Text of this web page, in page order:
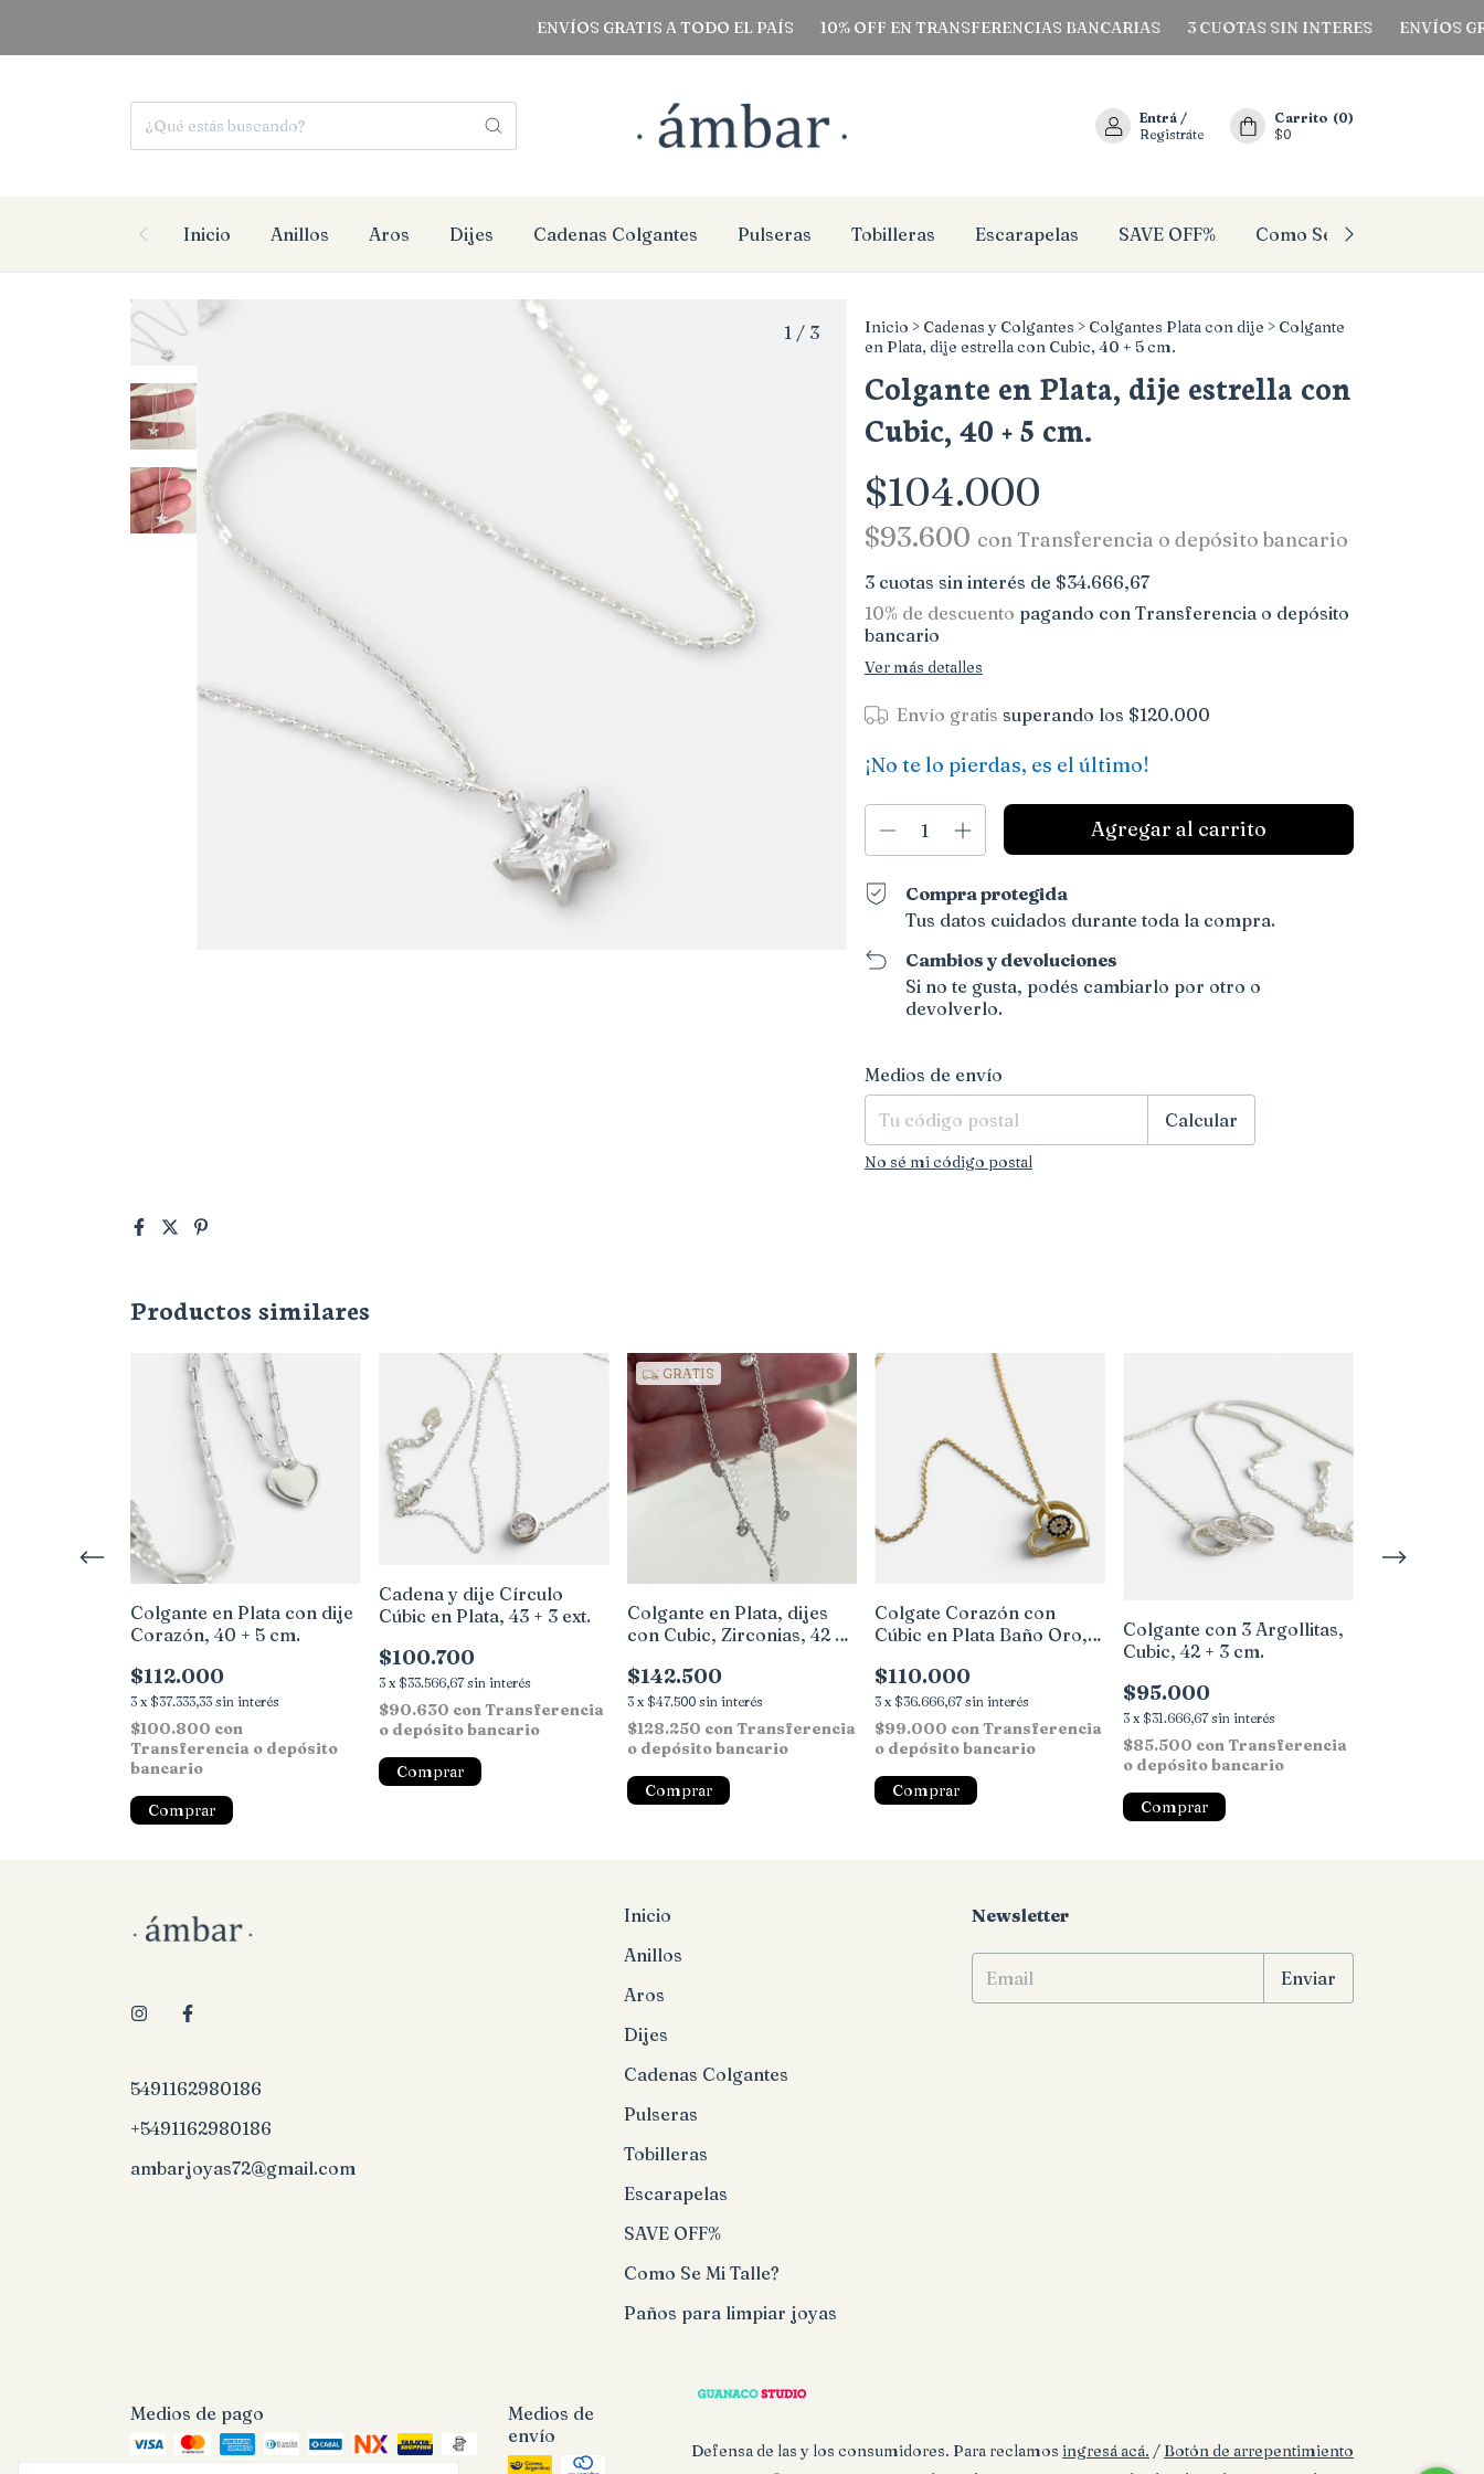
ENVÍOS GRATIS A TODO EL PAÍS 10% OFF EN TRANSFERENCIAS BANCARIAS 3 CUOTAS SIN INTERES ENVÍOS GRATIS
Entrá /
Registráte
Carrito (0)
$0
Inicio Anillos Aros Dijes Cadenas Colgantes Pulseras Tobilleras Escarapelas SAVE OFF% Como Se Mi Talle?
1/ 3 Inicio > Cadenas y Colgantes > Colgantes Plata con dije > Colgante
en Plata, dije estrella con Cubic, 40 + 5 cm.
Colgante en Plata, dije estrella con
Cubic, 40 + 5 cm.
$104.000
$93.600 conTransferencia o depósito bancario
3 cuotas sin interés de $34.666,67
10% de descuento pagando con Transferencia o depósito
bancario
Ver más detalles
Envío gratis superando los $120.000
¡No te lo pierdas, es el último!
Compra protegida
Tus datos cuidados durante toda la compra.
Cambios y devoluciones
Si no te gusta, podés cambiarlo por otro o
devolverlo.
Entregas para el CP:
Medios de envío
Calcular
No sé mi código postal
Productos similares
Colgante en Plata con dije
Corazón, 40 + 5 cm.
$112.000
3 x $37.333,33 sin interés
$100.800 con
Transferencia o depósito
bancario
Cadena y dije Círculo
Cúbic en Plata, 43 + 3 ext.
$100.700
3 x $33.566,67 sin interés
$90.630 conTransferencia
o depósito bancario
GRATIS
Colgante en Plata, dijes
con Cubic, Zirconias, 42 +3
$142.500
3 x $47.500 sin interés
$128.250 conTransferencia
o depósito bancario
Colgate Corazón con
Cúbic en Plata Baño Oro,
$110.000
3 x $36.666,67 sin interés
$99.000 conTransferencia
o depósito bancario
Colgante con 3 Argollitas,
Cubic, 42 + 3 cm.
$95.000
3 x $31.666,67 sin interés
$85.500 conTransferencia
o depósito bancario
5491162980186
+5491162980186
ambarjoyas72@gmail.com
Inicio
Anillos
Aros
Dijes
Cadenas Colgantes
Pulseras
Tobilleras
Escarapelas
SAVE OFF%
Como Se Mi Talle?
Paños para limpiar joyas
Newsletter
Medios de pago
Medios de
envío
Defensa de las y los consumidores. Para reclamos ingresá acá. / Botón de arrepentimiento